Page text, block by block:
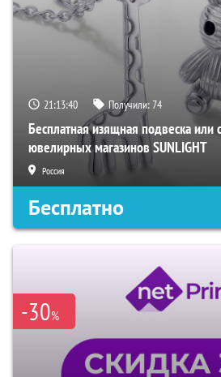
21:13:39 Получили:74
Бесплатная изящная подвеска или
ювелирных магазинов SUNLIGHT
Россия
Бесплатно
-30%